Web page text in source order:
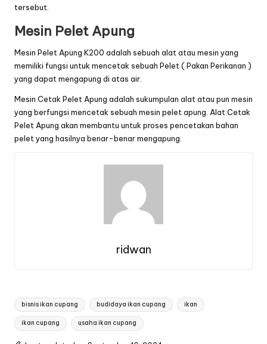
tersebut.
Mesin Pelet Apung
Mesin Pelet Apung K200 adalah sebuah alat atau mesin yang
memiliki fungsi untuk mencetak sebuah Pelet ( Pakan Perikanan )
yang dapat mengapung di atas air.
Mesin Cetak Pelet Apung adalah sukumpulan alat atau pun mesin
yang berfungsi mencetak sebuah mesin pelet apung. Alat Cetak
Pelet Apung akan membantu untuk proses pencetakan bahan
pelet yang hasilnya benar-benar mengapung.
ridwan
Tags:
bisnis ikan cupang budidaya ikan cupang ikan
ikan cupang usaha ikan cupang